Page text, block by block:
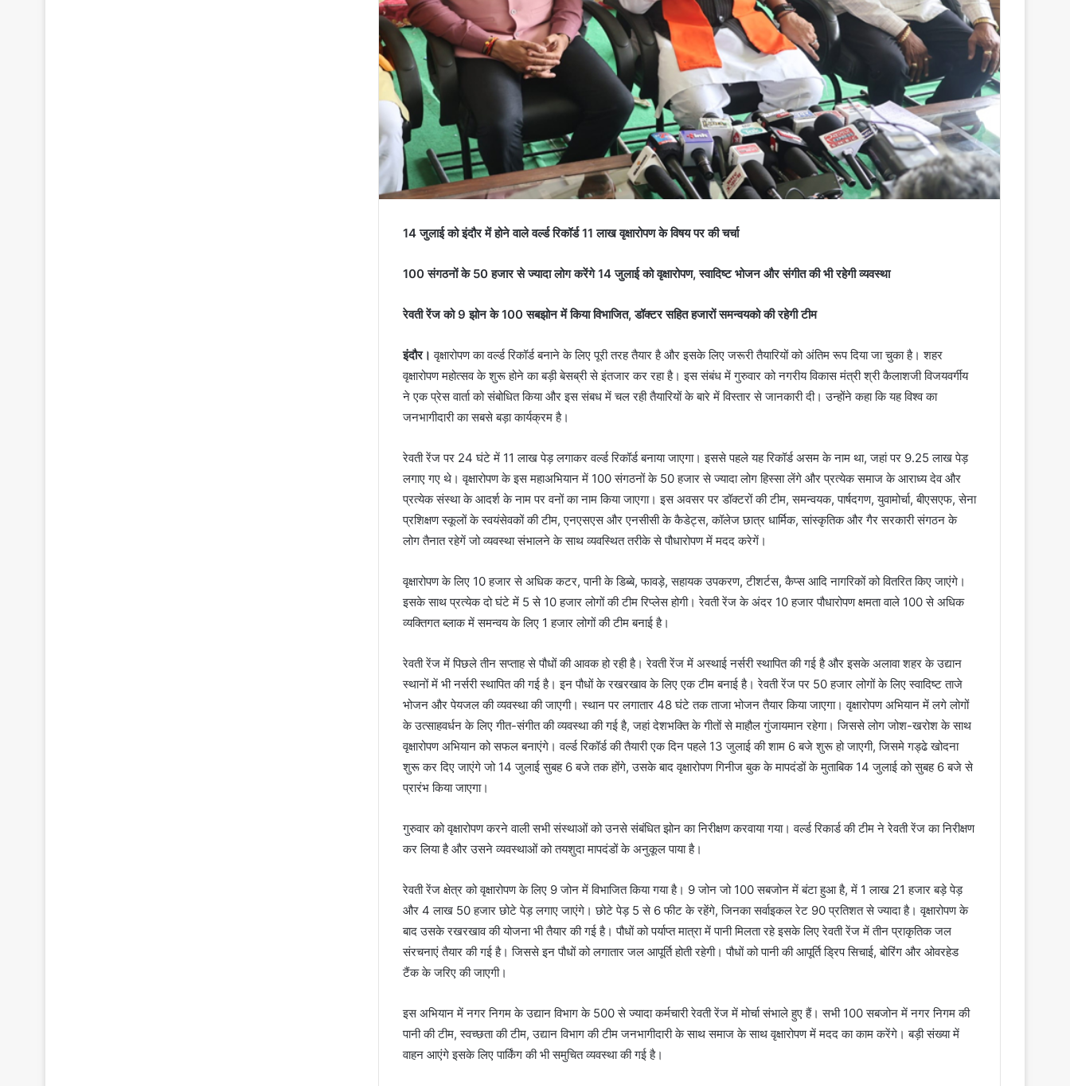
14 जुलाई को इंदौर में होने वाले वर्ल्ड रिकॉर्ड 11 लाख वृक्षारोपण के विषय पर की चर्चा
100 संगठनों के 50 हजार से ज्यादा लोग करेंगे 14 जुलाई को वृक्षारोपण, स्वादिष्ट भोजन और संगीत की भी रहेगी व्यवस्था
रेवती रेंज को 9 झोन के 100 सबझोन में किया विभाजित, डॉक्टर सहित हजारों समन्वयको की रहेगी टीम
इंदौर। वृक्षारोपण का वर्ल्ड रिकॉर्ड बनाने के लिए पूरी तरह तैयार है और इसके लिए जरूरी तैयारियों को अंतिम रूप दिया जा चुका है। शहर
वृक्षारोपण महोत्सव के शुरू होने का बड़ी बेसब्री से इंतजार कर रहा है। इस संबंध में गुरुवार को नगरीय विकास मंत्री श्री कैलाशजी विजयवर्गीय
ने एक प्रेस वार्ता को संबोधित किया और इस संबध में चल रही तैयारियों के बारे में विस्तार से जानकारी दी। उन्होंने कहा कि यह विश्व का
जनभागीदारी का सबसे बड़ा कार्यक्रम है।
रेवती रेंज पर 24 घंटे में 11 लाख पेड़ लगाकर वर्ल्ड रिकॉर्ड बनाया जाएगा। इससे पहले यह रिकॉर्ड असम के नाम था, जहां पर 9.25 लाख पेड़
लगाए गए थे। वृक्षारोपण के इस महाअभियान में 100 संगठनों के 50 हजार से ज्यादा लोग हिस्सा लेंगे और प्रत्येक समाज के आराध्य देव और
प्रत्येक संस्था के आदर्श के नाम पर वनों का नाम किया जाएगा। इस अवसर पर डॉक्टरों की टीम, समन्वयक, पार्षदगण, युवामोर्चा, बीएसएफ, सेना
प्रशिक्षण स्कूलों के स्वयंसेवकों की टीम, एनएसएस और एनसीसी के कैडेट्स, कॉलेज छात्र धार्मिक, सांस्कृतिक और गैर सरकारी संगठन के
लोग तैनात रहेगें जो व्यवस्था संभालने के साथ व्यवस्थित तरीके से पौधारोपण में मदद करेगें।
वृक्षारोपण के लिए 10 हजार से अधिक कटर, पानी के डिब्बे, फावड़े, सहायक उपकरण, टीशर्टस, कैप्स आदि नागरिकों को वितरित किए जाएंगे।
इसके साथ प्रत्येक दो घंटे में 5 से 10 हजार लोगों की टीम रिप्लेस होगी। रेवती रेंज के अंदर 10 हजार पौधारोपण क्षमता वाले 100 से अधिक
व्यक्तिगत ब्लाक में समन्वय के लिए 1 हजार लोगों की टीम बनाई है।
रेवती रेंज में पिछले तीन सप्ताह से पौधों की आवक हो रही है। रेवती रेंज में अस्थाई नर्सरी स्थापित की गई है और इसके अलावा शहर के उद्यान
स्थानों में भी नर्सरी स्थापित की गई है। इन पौधों के रखरखाव के लिए एक टीम बनाई है। रेवती रेंज पर 50 हजार लोगों के लिए स्वादिष्ट ताजे
भोजन और पेयजल की व्यवस्था की जाएगी। स्थान पर लगातार 48 घंटे तक ताजा भोजन तैयार किया जाएगा। वृक्षारोपण अभियान में लगे लोगों
के उत्साहवर्धन के लिए गीत-संगीत की व्यवस्था की गई है, जहां देशभक्ति के गीतों से माहौल गुंजायमान रहेगा। जिससे लोग जोश-खरोश के साथ
वृक्षारोपण अभियान को सफल बनाएंगे। वर्ल्ड रिकॉर्ड की तैयारी एक दिन पहले 13 जुलाई की शाम 6 बजे शुरू हो जाएगी, जिसमे गड्ढे खोदना
शुरू कर दिए जाएंगे जो 14 जुलाई सुबह 6 बजे तक होंगे, उसके बाद वृक्षारोपण गिनीज बुक के मापदंडों के मुताबिक 14 जुलाई को सुबह 6 बजे से
प्रारंभ किया जाएगा।
गुरुवार को वृक्षारोपण करने वाली सभी संस्थाओं को उनसे संबंधित झोन का निरीक्षण करवाया गया। वर्ल्ड रिकार्ड की टीम ने रेवती रेंज का निरीक्षण
कर लिया है और उसने व्यवस्थाओं को तयशुदा मापदंडों के अनुकूल पाया है।
रेवती रेंज क्षेत्र को वृक्षारोपण के लिए 9 जोन में विभाजित किया गया है। 9 जोन जो 100 सबजोन में बंटा हुआ है, में 1 लाख 21 हजार बड़े पेड़
और 4 लाख 50 हजार छोटे पेड़ लगाए जाएंगे। छोटे पेड़ 5 से 6 फीट के रहेंगे, जिनका सर्वाइकल रेट 90 प्रतिशत से ज्यादा है। वृक्षारोपण के
बाद उसके रखरखाव की योजना भी तैयार की गई है। पौधों को पर्याप्त मात्रा में पानी मिलता रहे इसके लिए रेवती रेंज में तीन प्राकृतिक जल
संरचनाएं तैयार की गई है। जिससे इन पौधों को लगातार जल आपूर्ति होती रहेगी। पौधों को पानी की आपूर्ति ड्रिप सिचाई, बोरिंग और ओवरहेड
टैंक के जरिए की जाएगी।
इस अभियान में नगर निगम के उद्यान विभाग के 500 से ज्यादा कर्मचारी रेवती रेंज में मोर्चा संभाले हुए हैं। सभी 100 सबजोन में नगर निगम की
पानी की टीम, स्वच्छता की टीम, उद्यान विभाग की टीम जनभागीदारी के साथ समाज के साथ वृक्षारोपण में मदद का काम करेंगे। बड़ी संख्या में
वाहन आएंगे इसके लिए पार्किंग की भी समुचित व्यवस्था की गई है।